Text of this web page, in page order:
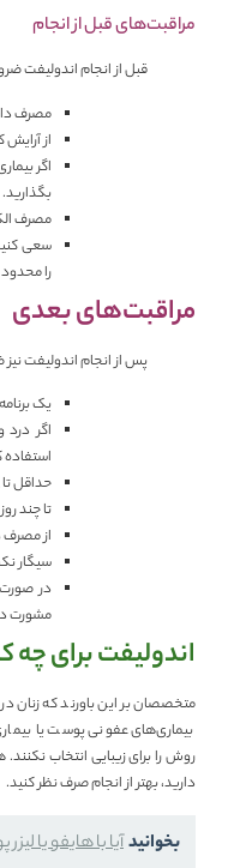
مراقبت‌های قبل از انجام
قبل از انجام اندولیفت
مصرف
از
اگر
بگذارید.
مصرف
سعی
را
مراقبت‌های بعدی
پس از انجام اندولیفت
یک
اگر
استفاده
حداقل تا ۴۸ ساعت آرایش نکنید.
تا چند
از مصرف
سیگار
در
مشورت
اندولیفت برای
متخصصان بر این باورند که زنان
بیماری‌های عفونی پوست یا
روش را برای زیبایی انتخاب نکنند.
دارید، بهتر از انجام صرف نظر کنید.
بخوانیدآیا با هایفو یا